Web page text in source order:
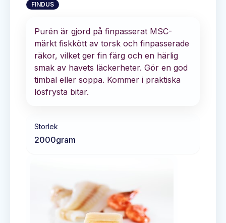
FINDUS
Purén är gjord på finpasserat MSC-
märkt fiskkött av torsk och finpasserade
räkor, vilket ger fin färg och en härlig
smak av havets läckerheter. Gör en god
timbal eller soppa. Kommer i praktiska
lösfrysta bitar.
Storlek
2000gram